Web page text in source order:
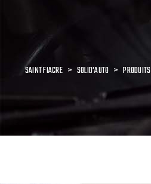
SAINT FIACRE > SOLID'AUTO > PRODUITS